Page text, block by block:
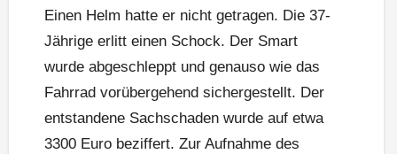
Einen Helm hatte er nicht getragen. Die 37-
Jährige erlitt einen Schock. Der Smart
wurde abgeschleppt und genauso wie das
Fahrrad vorübergehend sichergestellt. Der
entstandene Sachschaden wurde auf etwa
3300 Euro beziffert. Zur Aufnahme des